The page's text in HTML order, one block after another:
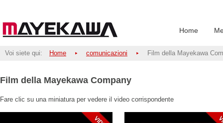
Home
Voi siete qui: Home comunicazioni Film della Mayekawa
Film della Mayekawa Company
Fare clic su una miniatura per vedere il video corrispondente